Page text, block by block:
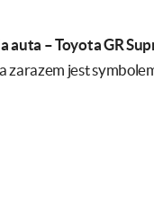
auta – Toyota GR
zarazem jest